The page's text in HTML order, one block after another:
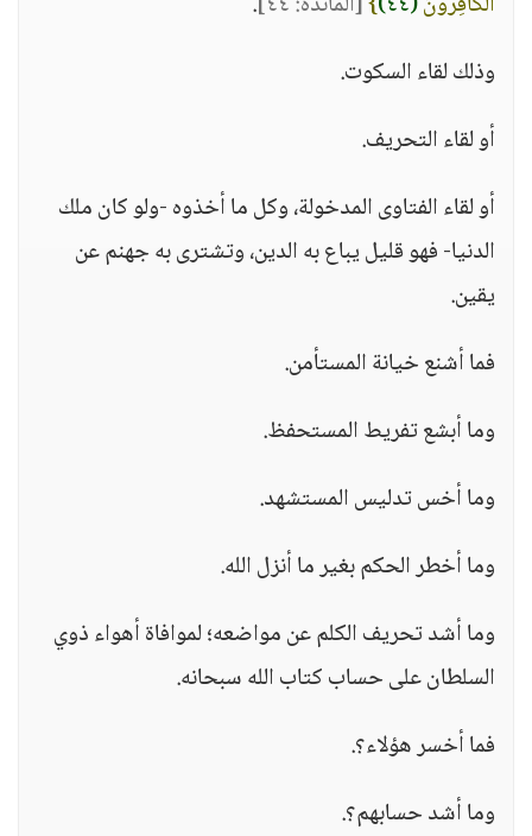
وذلك لقاء السكوت.
أو لقاء التحريف.
أو لقاء الفتاوى المدخولة، وكل ما أخذوه -ولو كان ملك
الدنيا- فهو قليل يباع به الدين، وتشترى به جهنم عن
يقين.
فما أشنع خيانة المستأمن.
وما أبشع تفريط المستحفظ.
وما أخس تدليس المستشهد.
وما أخطر الحكم بغير ما أنزل الله.
وما أشد تحريف الكلم عن مواضعه؛ لموافاة أهواء ذوي
السلطان على حساب كتاب الله سبحانه.
فما أخسر هؤلاء؟.
وما أشد حسابهم؟.